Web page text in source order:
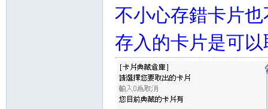
不小心存錯卡片也
存入的卡片是可